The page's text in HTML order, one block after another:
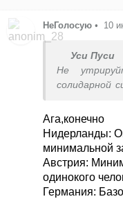
НеГолосую • 10
Уси Пуси
Не
солидарной
Ага,конечно
Нидерланды:
минимальной
Австрия:
одинокого
Германия: